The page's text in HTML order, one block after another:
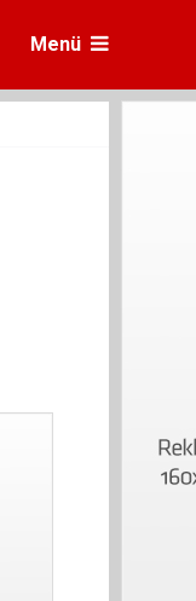
Menü